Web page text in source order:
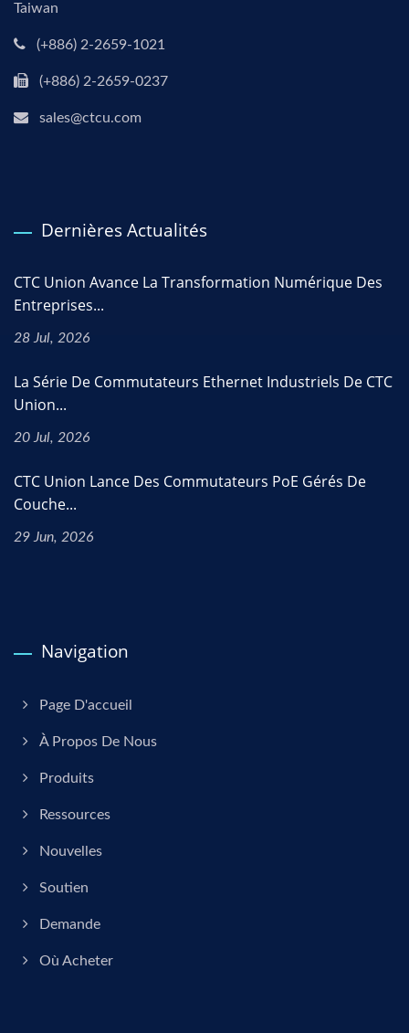
Taiwan
(+886) 2-2659-1021
(+886) 2-2659-0237
sales@ctcu.com
Dernières Actualités
CTC Union Avance La Transformation Numérique Des
Entreprises...
28 Jul, 2026
La Série De Commutateurs Ethernet Industriels De CTC
Union...
20 Jul, 2026
CTC Union Lance Des Commutateurs PoE Gérés De
Couche...
29 Jun, 2026
Navigation
Page D'accueil
À Propos De Nous
Produits
Ressources
Nouvelles
Soutien
Demande
Où Acheter